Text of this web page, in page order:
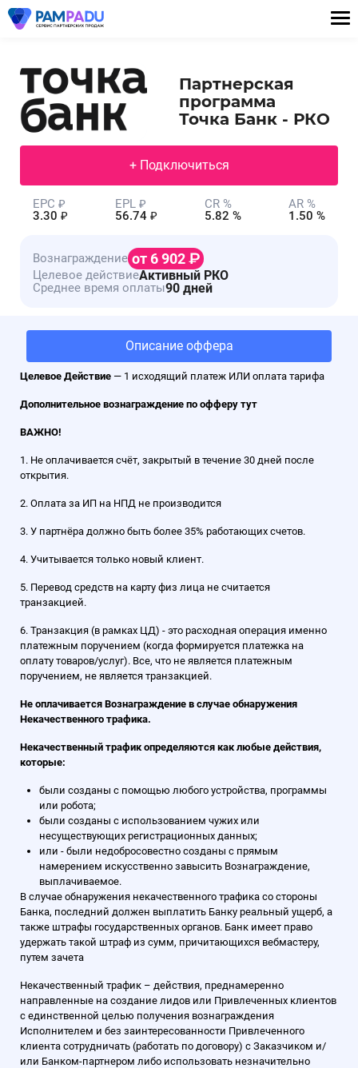
Партнерская
программа
Точка Банк - РКО
+ Подключиться
EPC ₽
3.30 ₽
EPL ₽
56.74 ₽
CR %
5.82 %
AR %
1.50 %
Вознаграждение от 6 902
Целевое действиеАктивный РКО
Среднее время оплаты90 дней
Описание оффера
Целевое Действие — 1 исходящий платеж ИЛИ оплата тарифа
Дополнительное вознаграждение по офферу тут
ВАЖНО!
1. Не оплачивается счёт, закрытый в течение 30 дней после
открытия.
2. Оплата за ИП на НПД не производится
3. У партнёра должно быть более 35% работающих счетов.
4. Учитывается только новый клиент.
5. Перевод средств на карту физ лица не считается
транзакцией.
6. Транзакция (в рамках ЦД) - это расходная операция именно
платежным поручением (когда формируется платежка на
оплату товаров/услуг). Все, что не является платежным
поручением, не является транзакцией.
Не оплачивается Вознаграждение в случае обнаружения
Некачественного трафика.
Некачественный трафик определяются как любые действия,
которые:
были созданы с помощью любого устройства, программы
или робота;
были созданы с использованием чужих или
несуществующих регистрационных данных;
или - были недобросовестно созданы с прямым
намерением искусственно завысить Вознаграждение,
выплачиваемое.
В случае обнаружения некачественного трафика со стороны
Банка, последний должен выплатить Банку реальный ущерб, а
также штрафы государственных органов. Банк имеет право
удержать такой штраф из сумм, причитающихся вебмастеру,
путем зачета
Некачественный трафик – действия, преднамеренно
направленные на создание лидов или Привлеченных клиентов
с единственной целью получения вознаграждения
Исполнителем и без заинтересованности Привлеченного
клиента сотрудничать (работать по договору) с Заказчиком и/
или Банком-партнером либо использовать незначительно